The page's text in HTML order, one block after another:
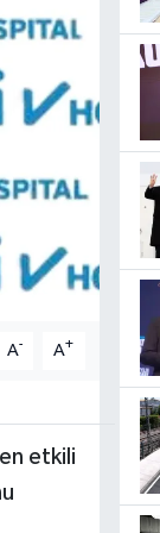
A- A+
etkili